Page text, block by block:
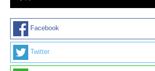
Facebook
Twitter